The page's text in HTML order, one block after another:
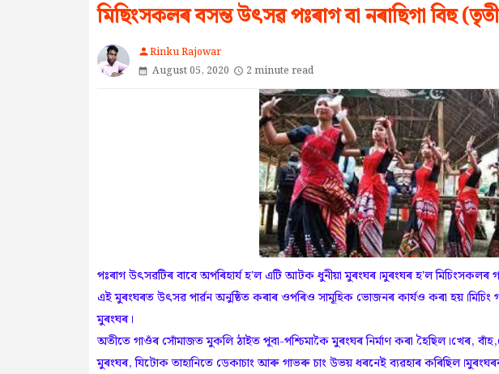
মিছিংসকলৰ বসন্ত উৎসৱ পঃৰাগ বা নৰাছিগা বিহু
personRinku Rajowar
August 05, 2020
2 minute read
পঃৰাগ উৎসৱটিৰ বাবে অপৰিহাৰ্য হ'ল এটি আটক ধুনীয়া মুৰংঘৰ।মুৰংঘৰ হ'ল মিচিংসকলৰ
এই মুৰংঘৰত উৎসৱ পাৰ্ৱন অনুষ্ঠিত কৰাৰ ওপৰিও সামূহিক ভোজনৰ কাৰ্যও কৰা হয়।মিচিং
মুৰংঘৰ।
অতীতে গাওঁৰ সোঁমাজত মুকলি ঠাইত পূবা-পশ্চিমাকৈ মুৰংঘৰ নিৰ্মাণ কৰা হৈছিল।খেৰ,
মুৰংঘৰ, যিটোক তাহানিতে ডেকাচাং আৰু গাভৰু চাং উভয় ধৰনেই ব্যৱহাৰ